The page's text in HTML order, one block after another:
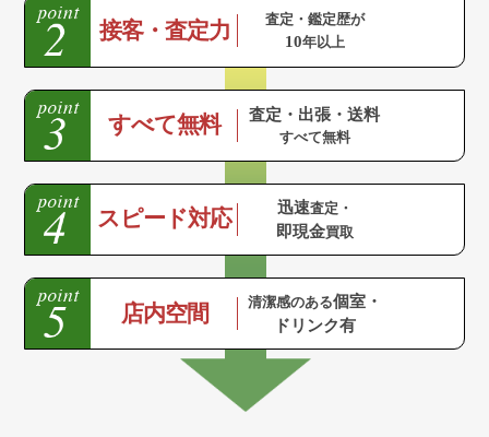
接客・査定力 査定・鑑定歴が
10年以上
すべて無料 査定・出張・送料
すべて無料
スピード対応 迅速査定・
即現金買取
店内空間 清潔感のある個室・
ドリンク有